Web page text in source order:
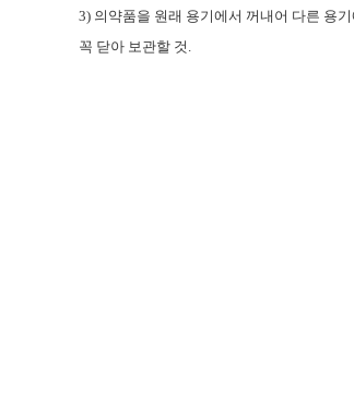
3) 의약품을 원래 용기에서 꺼내어 다른 용
꼭 닫아 보관할 것